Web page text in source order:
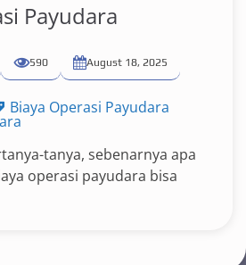
Payudara
590 August 18, 2025
Biaya Operasi Payudara
tanya, sebenarnya apa
operasi payudara bisa